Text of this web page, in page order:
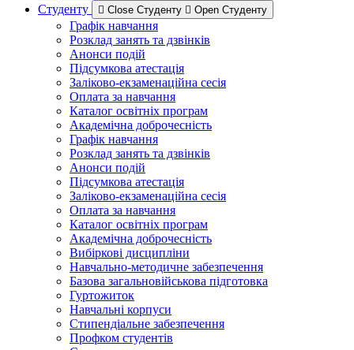
Студенту
Close Студенту Open Студенту
Графік навчання
Розклад занять та дзвінків
Анонси подій
Підсумкова атестація
Заліково-екзаменаційна сесія
Оплата за навчання
Каталог освітніх програм
Академічна доброчесність
Графік навчання
Розклад занять та дзвінків
Анонси подій
Підсумкова атестація
Заліково-екзаменаційна сесія
Оплата за навчання
Каталог освітніх програм
Академічна доброчесність
Вибіркові дисципліни
Навчально-методичне забезпечення
Базова загальновійськова підготовка
Гуртожиток
Навчальні корпуси
Стипендіальне забезпечення
Профком студентів